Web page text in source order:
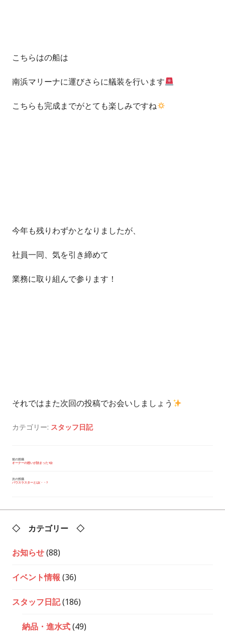
こちらはの船は
南浜マリーナに運びさらに艤装を行います
こちらも完成までがとても楽しみですね
今年も残りわずかとなりましたが、
社員一同、気を引き締めて
業務に取り組んで参ります！
それではまた次回の投稿でお会いしましょう
カテゴリー: スタッフ日記
投
ビ
前の投稿
オーナーの想いが詰まった1台
次の投稿
バウスラスターとは(・・?
◇ カテゴリー ◇
お知らせ(88)
イベント情報 (36)
スタッフ日記(186)
納品・進水式(49)